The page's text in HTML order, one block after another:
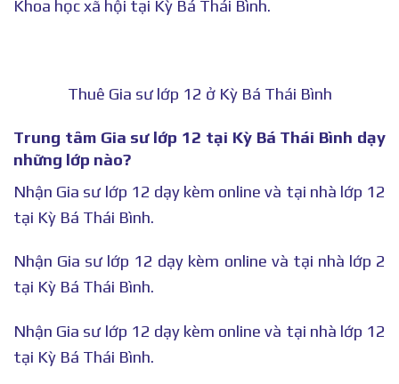
Khoa học xã hội tại Kỳ Bá Thái Bình.
Thuê Gia sư lớp 12 ở Kỳ Bá Thái Bình
Trung tâm Gia sư lớp 12 tại Kỳ Bá Thái Bình dạy
những lớp nào?
Nhận Gia sư lớp 12 dạy kèm online và tại nhà lớp 12
tại Kỳ Bá Thái Bình.
Nhận Gia sư lớp 12 dạy kèm online và tại nhà lớp 2
tại Kỳ Bá Thái Bình.
Nhận Gia sư lớp 12 dạy kèm online và tại nhà lớp 12
tại Kỳ Bá Thái Bình.